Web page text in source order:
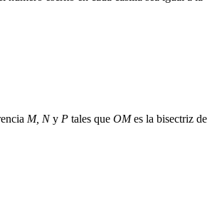
M, Ny P tales que OMes la bisectriz de